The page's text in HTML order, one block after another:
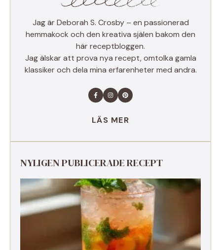
Jag är Deborah S. Crosby – en passionerad
hemmakock och den kreativa själen bakom den
här receptbloggen.
Jag älskar att prova nya recept, omtolka gamla
klassiker och dela mina erfarenheter med andra.
LÄS MER
NYLIGEN PUBLICERADE RECEPT